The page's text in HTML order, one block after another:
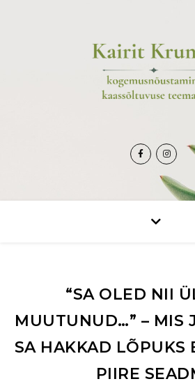
“SA OLED NII
MUUTUNUD…” – MIS
SA HAKKAD LÕPUKS
PIIRE